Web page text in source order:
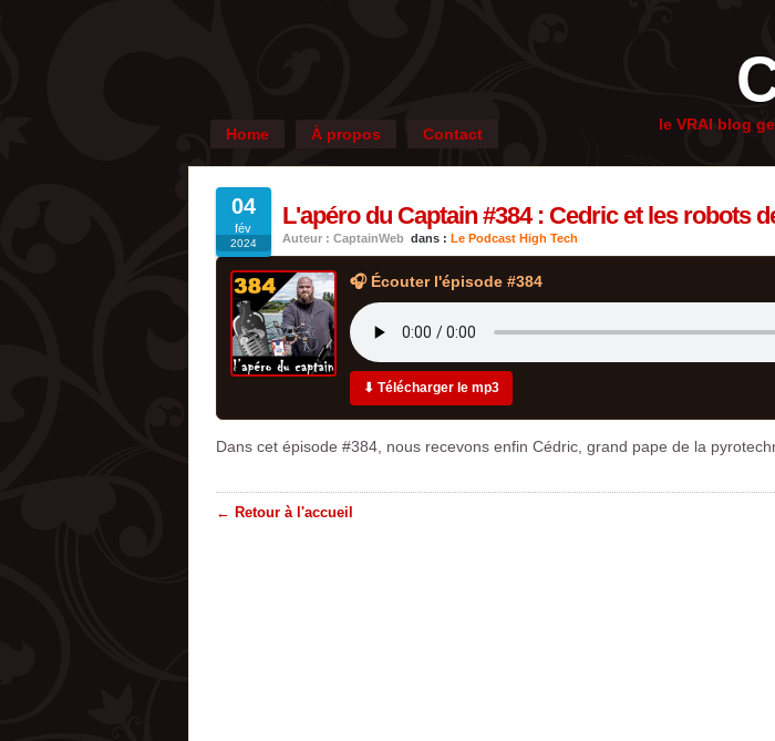
le VRAI blog
Home À propos Contact
04
fév
2024
L'apéro du Captain #384 : Cedric et les robots
Auteur : CaptainWeb dans : Le Podcast High Tech
🎧 Écouter l'épisode #384
⬇ Télécharger le mp3
Dans cet épisode #384, nous recevons enfin Cédric, grand pape de la
← Retour à l'accueil